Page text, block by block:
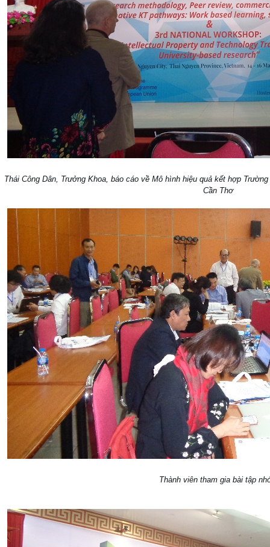
Thái Công Dân, Trưởng Khoa, báo cáo về Mô hình hiệu quả kết hợp
Cần Thơ
Thành viên tham gia bài tập